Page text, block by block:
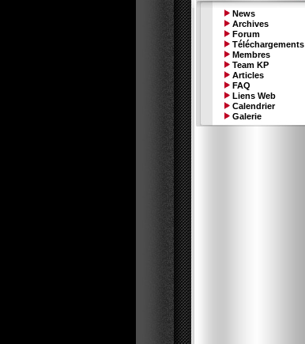
News
Archives
Forum
Téléchargements
Membres
Team KP
Articles
FAQ
Liens Web
Calendrier
Galerie